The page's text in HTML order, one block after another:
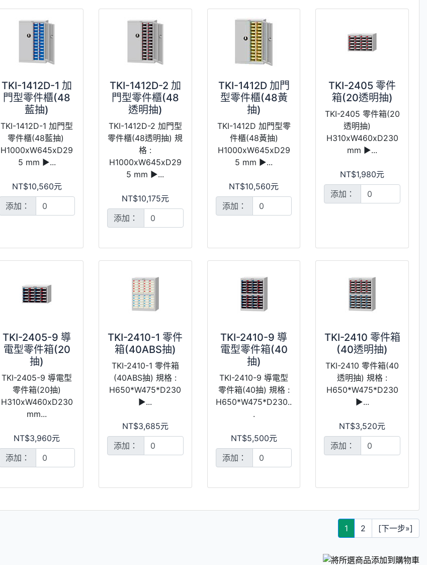
TKI-1412D-1 加
門型零件櫃(48
藍抽)
TKI-1412D-1 加門型
零件櫃(48藍抽)
H1000xW645xD29
5 mm ►...
NT$10,560元
添加：
TKI-1412D-2 加
門型零件櫃(48
透明抽)
TKI-1412D-2 加門型
零件櫃(48透明抽) 規
格 :
H1000xW645xD29
5 mm ►...
NT$10,175元
添加：
TKI-1412D 加門
型零件櫃(48黃
抽)
TKI-1412D 加門型零
件櫃(48黃抽)
H1000xW645xD29
5 mm ►...
NT$10,560元
添加：
TKI-2405 零件
箱(20透明抽)
TKI-2405 零件箱(20
透明抽)
H310xW460xD230
mm ►...
NT$1,980元
添加：
TKI-2405-9 導
電型零件箱(20
抽)
TKI-2405-9 導電型
零件箱(20抽)
H310xW460xD230
mm...
NT$3,960元
添加：
TKI-2410-1 零件
箱(40ABS抽)
TKI-2410-1 零件箱
(40ABS抽) 規格 :
H650*W475*D230
►...
NT$3,685元
添加：
TKI-2410-9 導
電型零件箱(40
抽)
TKI-2410-9 導電型
零件箱(40抽) 規格 :
H650*W475*D230..
.
NT$5,500元
添加：
TKI-2410 零件箱
(40透明抽)
TKI-2410 零件箱(40
透明抽) 規格 :
H650*W475*D230
►...
NT$3,520元
添加：
1 2 [下一步»]